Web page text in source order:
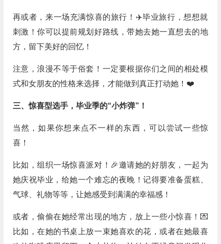
再或者，来一场充满惊喜的旅行！✈️毕业旅行，想想就
刺激！你可以提前规划好路线，带她去她一直想去的地
方，留下美好的回忆！
注意，浪漫不等于俗套！一定要根据你们之间的相处模
式和女朋友的性格来选择，才能做到真正打动她！❤️
三、惊喜型选手，毕业季的“小炸弹”！
当然，如果你想来点不一样的东西，可以尝试一些惊
喜！
比如，组织一场惊喜派对！🎉邀请她的好朋友，一起为
她庆祝毕业，给她一个难忘的夜晚！记得要准备蛋糕、
气球、礼物等等，让她感受到满满的幸福感！
或者，偷偷在她经常出现的地方，放上一些小惊喜！💌
比如，在她的书桌上放一束她喜欢的花，或者在她最喜